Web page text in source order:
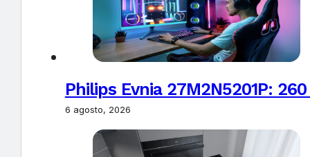
Philips Evnia 27M2N5201P:
6 agosto, 2026